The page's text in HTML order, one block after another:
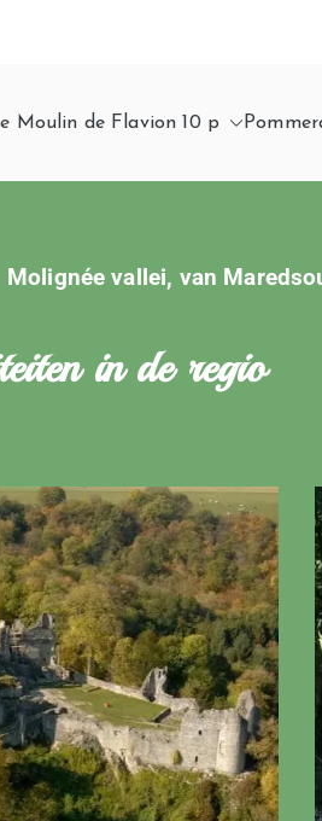
Moulin de Flavion 10 p
vallei, van
in de regio